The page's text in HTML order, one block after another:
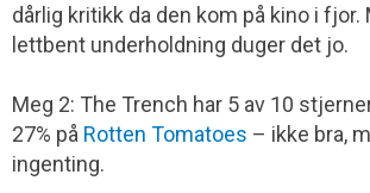
dårlig kritikk da den kom på kino i fjor.
lettbent underholdning duger det jo.
Meg 2: The Trench har 5 av 10
27% på Rotten Tomatoes – ikke bra,
ingenting.